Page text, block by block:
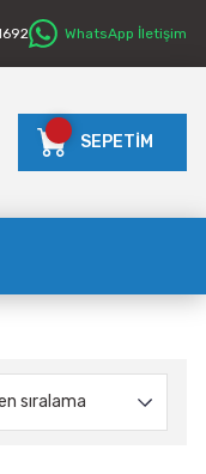
WhatsApp İletişim
SEPETİM